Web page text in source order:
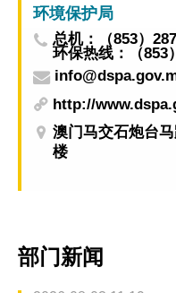
环境保护局
总机：（853）
环保热线：（853
http://
澳门马交石炮台
楼
部门新闻